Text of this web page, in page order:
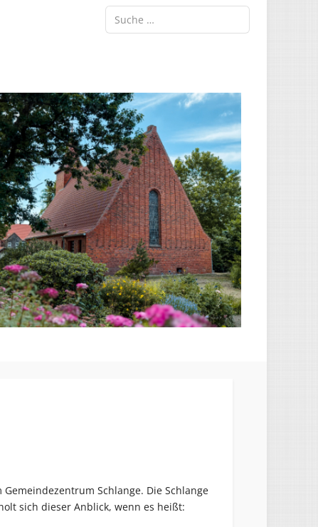
Suche ...
Schlange. Die Schlange
sich dieser Anblick, wenn es heißt: